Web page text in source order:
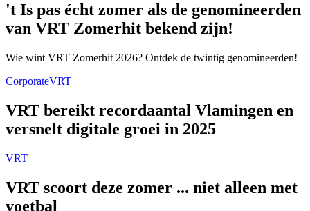
't Is pas écht zomer als de genomineerden
van VRT Zomerhit bekend zijn!
Wie wint VRT Zomerhit 2026? Ontdek de twintig genomineerden!
CorporateVRT
VRT bereikt recordaantal Vlamingen en
versnelt digitale groei in 2025
VRT
VRT scoort deze zomer ... niet alleen met
voetbal